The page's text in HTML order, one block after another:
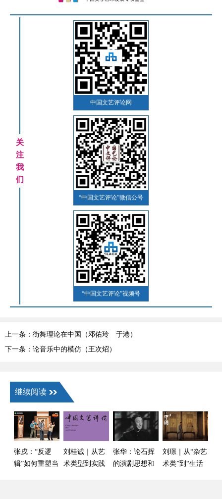
关
注
我
们
中国文艺评论网
“中国文艺评论”微信公号
“中国文艺评论”视频号
上一条：街舞理论在中国（邓佑玲 于港）
下一条：论音乐中的模仿（王次炤）
继续阅读
张戌：“反逻
辑”如何重塑当
刘桂诚｜从艺
术类型到实践
张华：论石挥
的演剧思想和
刘璟｜从“杂艺
术类”到“生活